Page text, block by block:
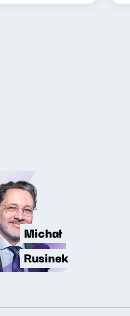
Michał
Rusinek